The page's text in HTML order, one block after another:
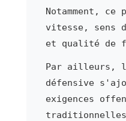
Notamment, ce
vitesse, sens
et qualité de
Par ailleurs,
défensive
exigences